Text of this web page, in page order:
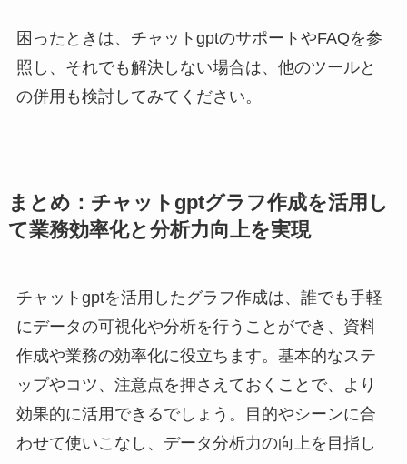
困ったときは、チャットgptのサポートやFAQを参
照し、それでも解決しない場合は、他のツールと
の併用も検討してみてください。
まとめ：チャットgptグラフ作成を活用し
て業務効率化と分析力向上を実現
チャットgptを活用したグラフ作成は、誰でも手軽
にデータの可視化や分析を行うことができ、資料
作成や業務の効率化に役立ちます。基本的なステ
ップやコツ、注意点を押さえておくことで、より
効果的に活用できるでしょう。目的やシーンに合
わせて使いこなし、データ分析力の向上を目指し